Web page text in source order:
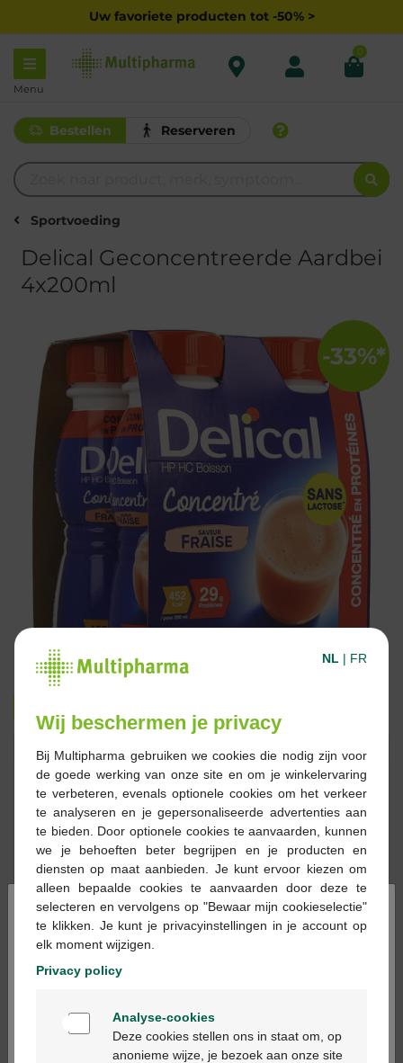
Uw favoriete producten tot -50% >
Menu
0
Bestellen Reserveren
Sportvoeding
Delical Geconcentreerde Aardbei
4x200ml
-33%*
Bestellen Reserveren
Op voorraad online
Exclusieve aanbieding! Bij aankoop van 2
verpakkingen Delical CONCENTRÉ ontvangt u 1
verpakking DELICAL CONC. BISCUIT (4 x 200 ml)
GRATIS. Voeg de 2 verpakkingen Delical
Concentré toe aan uw winkelmandje en 1
verpakking DELICAL CONC. BISCUIT is GRATIS.
Aanbieding geldig zolang de voorraad strekt
(maximaal 2 gratis producten per klant).
+ In winkelmandje
×
Bienvenue
NL | FR
Wij beschermen je privacy
Bij Multipharma gebruiken we cookies die nodig zijn voor
de goede werking van onze site en om je winkelervaring
te verbeteren, evenals optionele cookies om het verkeer
te analyseren en je gepersonaliseerde advertenties aan
te bieden. Door optionele cookies te aanvaarden, kunnen
we je behoeften beter begrijpen en je producten en
diensten op maat aanbieden. Je kunt ervoor kiezen om
alleen bepaalde cookies te aanvaarden door deze te
selecteren en vervolgens op "Bewaar mijn cookieselectie"
te klikken. Je kunt je privacyinstellingen in je account op
elk moment wijzigen.
Privacy policy
Analyse-cookies
Deze cookies stellen ons in staat om, op
anonieme wijze, je bezoek aan onze site